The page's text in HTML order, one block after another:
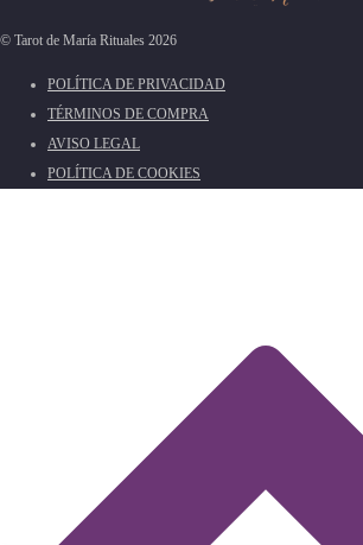
© Tarot de María Rituales 2026
POLÍTICA DE PRIVACIDAD
TÉRMINOS DE COMPRA
AVISO LEGAL
POLÍTICA DE COOKIES